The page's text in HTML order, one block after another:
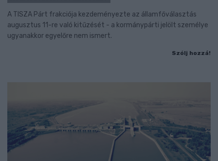
A TISZA Párt frakciója kezdeményezte az államfőválasztás
augusztus 11-re való kitűzését - a kormánypárti jelölt személye
ugyanakkor egyelőre nem ismert.
Szólj hozzá!